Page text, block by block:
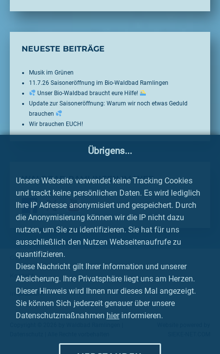
Übrigens...
Unsere Webseite verwendet keine Tracking Cookies
und trackt keine persönlichen Daten. Es wird lediglich
Ihre IP Adresse anonymisiert und gespeichert. Durch
die Anonymisierung können wir die IP nicht dazu
nutzen, um Sie zu identifizieren. Sie hat für uns
ausschließlich den Nutzen Webseitenaufrufe zu
quantifizieren.
Diese Nachricht gilt Ihrer Information und unserer
Absicherung. Ihre Privatsphäre liegt uns am Herzen.
Dieser Hinweis wird Ihnen nur dieses Mal angezeigt.
Sie können Sich jederzeit genauer über unsere
Datenschutzmaßnahmen hierinformieren.
NEUESTE BEITRÄGE
Musik im Grünen
11.7.26 Saisoneröffnung im Bio-Waldbad Ramlingen
Unser Bio-Waldbad braucht eure Hilfe!
Update zur Saisoneröffnung: Warum wir noch etwas Geduld
brauchen
Wir brauchen EUCH!
WALDBAD RAMLINGEN IM WEB
Galerie
Kontakt
Impressum